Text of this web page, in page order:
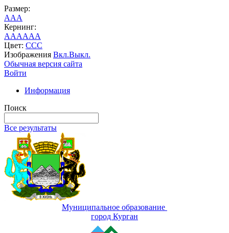
Размер:
AAA
Кернинг:
AAAAAA
Цвет: CCC
Изображения Вкл.Выкл.
Обычная версия сайта
Войти
Информация
Поиск
Все результаты
Муниципальное образование
город Курган